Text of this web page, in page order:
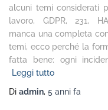
alcuni temi considerati
lavoro, GDPR, 231,
manca una completa
temi, ecco perché la
fatta bene: ogni
Leggi tutto
Di admin, 5 anni fa